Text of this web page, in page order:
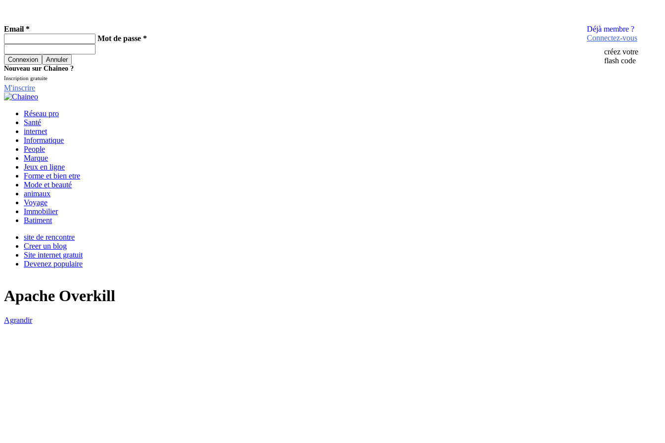
Déjà membre ?
Connectez-vous
créez votre
flash code
Email *
Mot de passe *
Nouveau sur Chaineo ?
Inscription gratuite
M'inscrire
Réseau pro
Santé
internet
Informatique
People
Marque
Jeux en ligne
Forme et bien etre
Mode et beauté
animaux
Voyage
Immobilier
Batiment
site de rencontre
Creer un blog
Site internet gratuit
Devenez populaire
Apache Overkill
Agrandir